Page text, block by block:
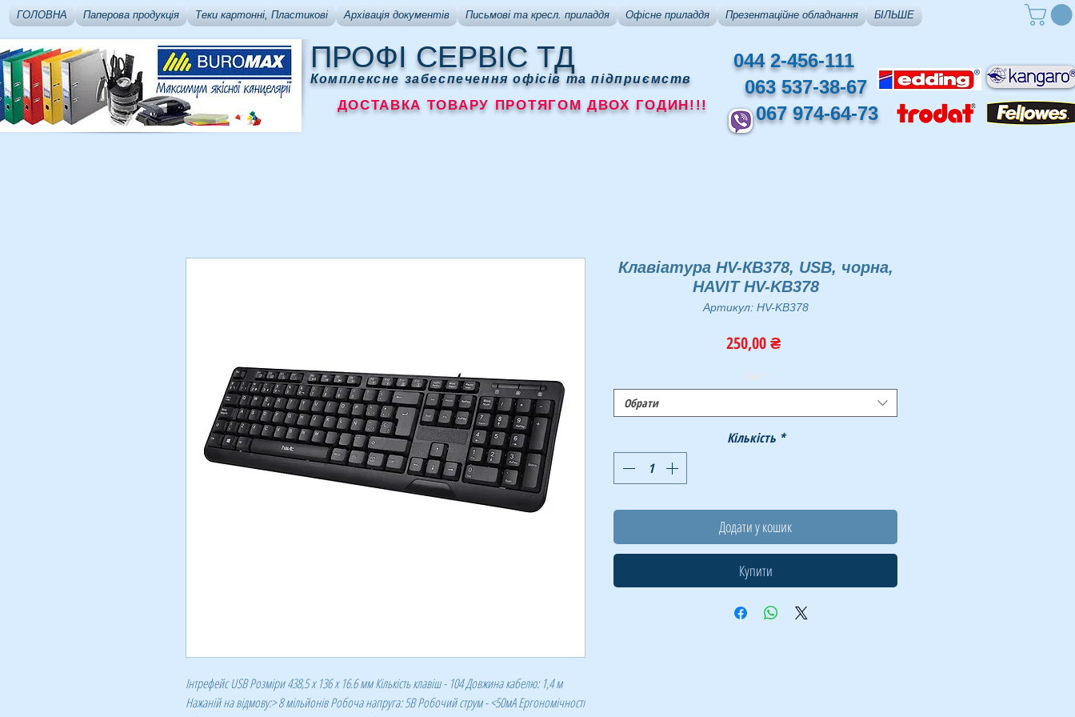
ГОЛОВНА Паперова продукція Теки картонні, Пластикові Архівація документів Письмові та кресл. приладдя Офісне приладдя Презентаційне обладнання БІЛЬШЕ
ПРОФІ СЕРВІС ТД
Комплексне забеспечення офісів та підприємств
ДОСТАВКА ТОВАРУ ПРОТЯГОМ ДВОХ ГОДИН!!!
044 2-456-111
063 537-38-67
067 974-64-73
Інтрефейс USB Розміри 438,5 х 136 х 16.6 мм Кількість клавіш - 104 Довжина кабелю: 1,4 м
Нажаній на відмову:> 8 мільйонів Робоча напруга: 5В Робочий струм - <50мА Ергономічності
Клавіатура HV-КВ378, USB, чорна,
HAVIT HV-KB378
Артикул: HV-KB378
250,00 ₴Ціна
Тип *
Обрати
Кількість *
Додати у кошик
Купити